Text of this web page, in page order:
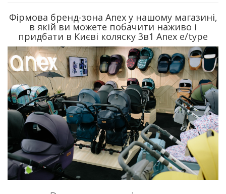
Фірмова бренд-зона Anex у нашому магазині,
в якій ви можете побачити наживо і
придбати в Києві коляску 3в1 Anex e/type